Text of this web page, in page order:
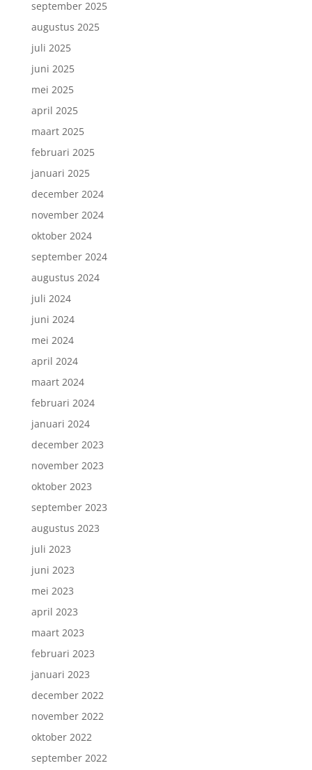
september 2025
augustus 2025
juli 2025
juni 2025
mei 2025
april 2025
maart 2025
februari 2025
januari 2025
december 2024
november 2024
oktober 2024
september 2024
augustus 2024
juli 2024
juni 2024
mei 2024
april 2024
maart 2024
februari 2024
januari 2024
december 2023
november 2023
oktober 2023
september 2023
augustus 2023
juli 2023
juni 2023
mei 2023
april 2023
maart 2023
februari 2023
januari 2023
december 2022
november 2022
oktober 2022
september 2022